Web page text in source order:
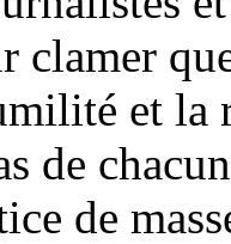
clamer
et la
de
de